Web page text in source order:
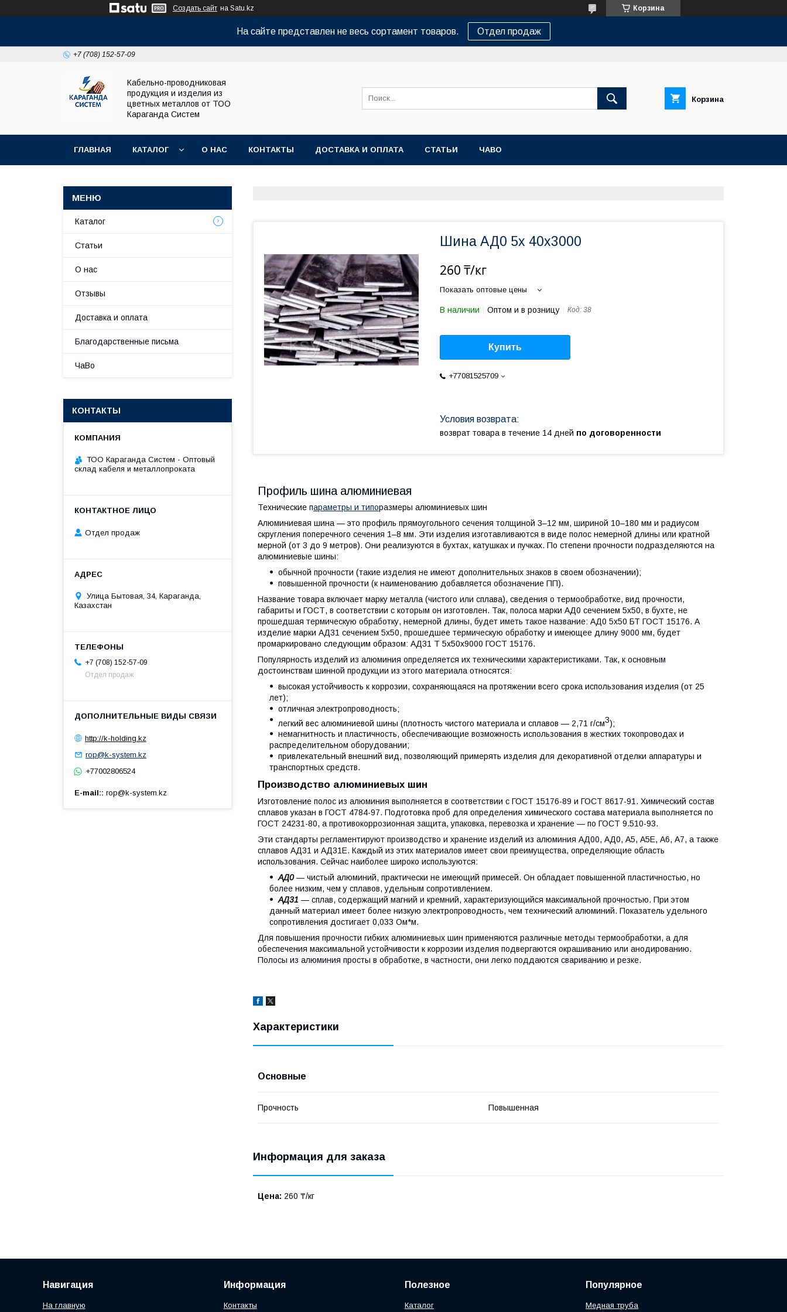
Создать сайт на Satu.kz Корзина
На сайте представлен не весь сортамент товаров. Отдел продаж
+7 (708) 152-57-09
Кабельно-проводниковая
продукция и изделия из
цветных металлов от ТОО
Караганда Систем
Корзина
ГЛАВНАЯ КАТАЛОГ О НАС КОНТАКТЫ ДОСТАВКА И ОПЛАТА СТАТЬИ ЧАВО
Шина АД0 5х 40x3000
260 ₸/кг
Показать оптовые цены
В наличии Оптом и в розницу Код: 38
Купить
+77081525709
возврат товара в течение 14 дней по договоренности
Профиль шина алюминиевая
Технические параметры и типоразмеры алюминиевых шин
Алюминиевая шина — это профиль прямоугольного сечения толщиной 3–12 мм, шириной 10–180 мм и радиусом
скругления поперечного сечения 1–8 мм. Эти изделия изготавливаются в виде полос немерной длины или кратной
мерной (от 3 до 9 метров). Они реализуются в бухтах, катушках и пучках. По степени прочности подразделяются на
алюминиевые шины:
обычной прочности (такие изделия не имеют дополнительных знаков в своем обозначении);
повышенной прочности (к наименованию добавляется обозначение ПП).
Название товара включает марку металла (чистого или сплава), сведения о термообработке, вид прочности,
габариты и ГОСТ, в соответствии с которым он изготовлен. Так, полоса марки АД0 сечением 5х50, в бухте, не
прошедшая термическую обработку, немерной длины, будет иметь такое название: АД0 5х50 БТ ГОСТ 15176. А
изделие марки АД31 сечением 5х50, прошедшее термическую обработку и имеющее длину 9000 мм, будет
промаркировано следующим образом: АД31 Т 5х50х9000 ГОСТ 15176.
Популярность изделий из алюминия определяется их техническими характеристиками. Так, к основным
достоинствам шинной продукции из этого материала относятся:
высокая устойчивость к коррозии, сохраняющаяся на протяжении всего срока использования изделия (от 25
лет);
отличная электропроводность;
легкий вес алюминиевой шины (плотность чистого материала и сплавов — 2,71 г/см3);
немагнитность и пластичность, обеспечивающие возможность использования в жестких токопроводах и
распределительном оборудовании;
привлекательный внешний вид, позволяющий примерять изделия для декоративной отделки аппаратуры и
транспортных средств.
Производство алюминиевых шин
Изготовление полос из алюминия выполняется в соответствии с ГОСТ 15176-89 и ГОСТ 8617-91. Химический состав
сплавов указан в ГОСТ 4784-97. Подготовка проб для определения химического состава материала выполняется по
ГОСТ 24231-80, а противокоррозионная защита, упаковка, перевозка и хранение — по ГОСТ 9.510-93.
Эти стандарты регламентируют производство и хранение изделий из алюминия АД00, АД0, А5, А5Е, А6, А7, а также
сплавов АД31 и АД31Е. Каждый из этих материалов имеет свои преимущества, определяющие область
использования. Сейчас наиболее широко используются:
АД0— чистый алюминий, практически не имеющий примесей. Он обладает повышенной пластичностью, но
более низким, чем у сплавов, удельным сопротивлением.
АД31 — сплав, содержащий магний и кремний, характеризующийся максимальной прочностью. При этом
данный материал имеет более низкую электропроводность, чем технический алюминий. Показатель удельного
сопротивления достигает 0,033 Ом*м.
Для повышения прочности гибких алюминиевых шин применяются различные методы термообработки, а для
обеспечения максимальной устойчивости к коррозии изделия подвергаются окрашиванию или анодированию.
Полосы из алюминия просты в обработке, в частности, они легко поддаются свариванию и резке.
Характеристики
Основные
Прочность Повышенная
Информация для заказа
Цена: 260 ₸/кг
Каталог
Статьи
О нас
Отзывы
Доставка и оплата
Благодарственные письма
ЧаВо
КОНТАКТЫ
ТОО Караганда Систем - Оптовый
склад кабеля и металлопроката
Отдел продаж
Улица Бытовая, 34, Караганда,
Казахстан
+7 (708) 152-57-09
Отдел продаж
http://k-holding.kz
rop@k-system.kz
+77002806524
E-mail: rop@k-system.kz
Навигация
На главную
Информация
Контакты
Полезное
Каталог
Популярное
Медная труба